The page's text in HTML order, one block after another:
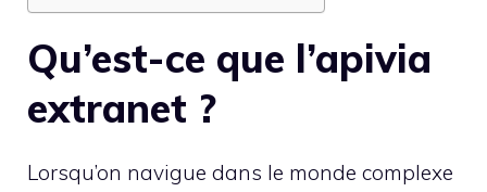
Qu’est-ce que l’apivia
extranet ?
Lorsqu’on navigue dans le monde complexe